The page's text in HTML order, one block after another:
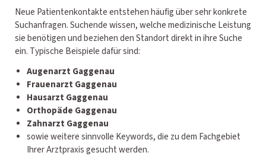
Neue Patientenkontakte entstehen häufig über sehr konkrete
Suchanfragen. Suchende wissen, welche medizinische Leistung
sie benötigen und beziehen den Standort direkt in ihre Suche
ein. Typische Beispiele dafür sind:
Augenarzt Gaggenau
Frauenarzt Gaggenau
Hausarzt Gaggenau
Orthopäde Gaggenau
Zahnarzt Gaggenau
sowie weitere sinnvolle Keywords, die zu dem Fachgebiet
Ihrer Arztpraxis gesucht werden.